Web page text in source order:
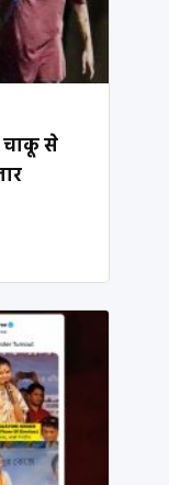
चाकू से